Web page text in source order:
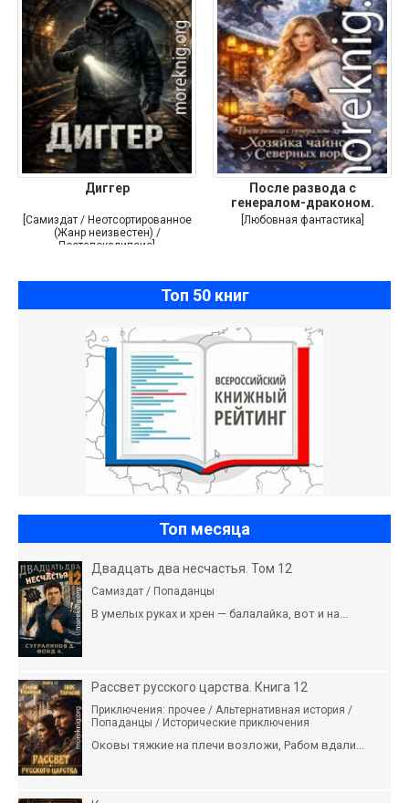
Диггер
[Самиздат / Неотсортированное
(Жанр неизвестен) /
Постапокалипсис]
После развода с
генералом-драконом.
Хозяйка
[Любовная фантастика]
Топ 50 книг
Топ месяца
Двадцать два несчастья. Том 12
Самиздат / Попаданцы
В умелых руках и хрен — балалайка, вот и на...
Рассвет русского царства. Книга 12
Приключения: прочее / Альтернативная история /
Попаданцы / Исторические приключения
Оковы тяжкие на плечи возложи, Рабом вдали...